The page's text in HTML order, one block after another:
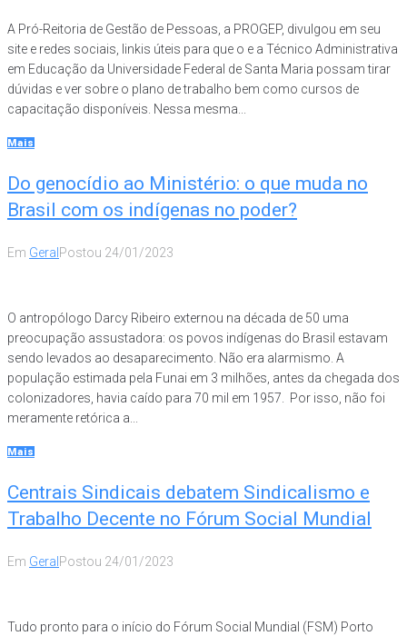
A Pró-Reitoria de Gestão de Pessoas, a PROGEP, divulgou em seu
site e redes sociais, linkis úteis para que o e a Técnico Administrativa
em Educação da Universidade Federal de Santa Maria possam tirar
dúvidas e ver sobre o plano de trabalho bem como cursos de
capacitação disponíveis. Nessa mesma...
Mais
Do genocídio ao Ministério: o que muda no
Brasil com os indígenas no poder?
Em Geral Postou 24/01/2023
O antropólogo Darcy Ribeiro externou na década de 50 uma
preocupação assustadora: os povos indígenas do Brasil estavam
sendo levados ao desaparecimento. Não era alarmismo. A
população estimada pela Funai em 3 milhões, antes da chegada dos
colonizadores, havia caído para 70 mil em 1957. Por isso, não foi
meramente retórica a...
Mais
Centrais Sindicais debatem Sindicalismo e
Trabalho Decente no Fórum Social Mundial
Em Geral Postou 24/01/2023
Tudo pronto para o início do Fórum Social Mundial (FSM) Porto